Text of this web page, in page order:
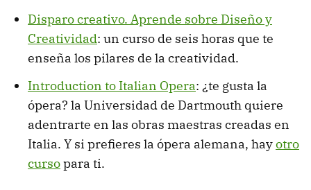
Disparo creativo. Aprende sobre Diseño y
Creatividad: un curso de seis horas que te
enseña los pilares de la creatividad.
Introduction to Italian Opera: ¿te gusta la
ópera? la Universidad de Dartmouth quiere
adentrarte en las obras maestras creadas en
Italia. Y si prefieres la ópera alemana, hayotro
cursopara ti.